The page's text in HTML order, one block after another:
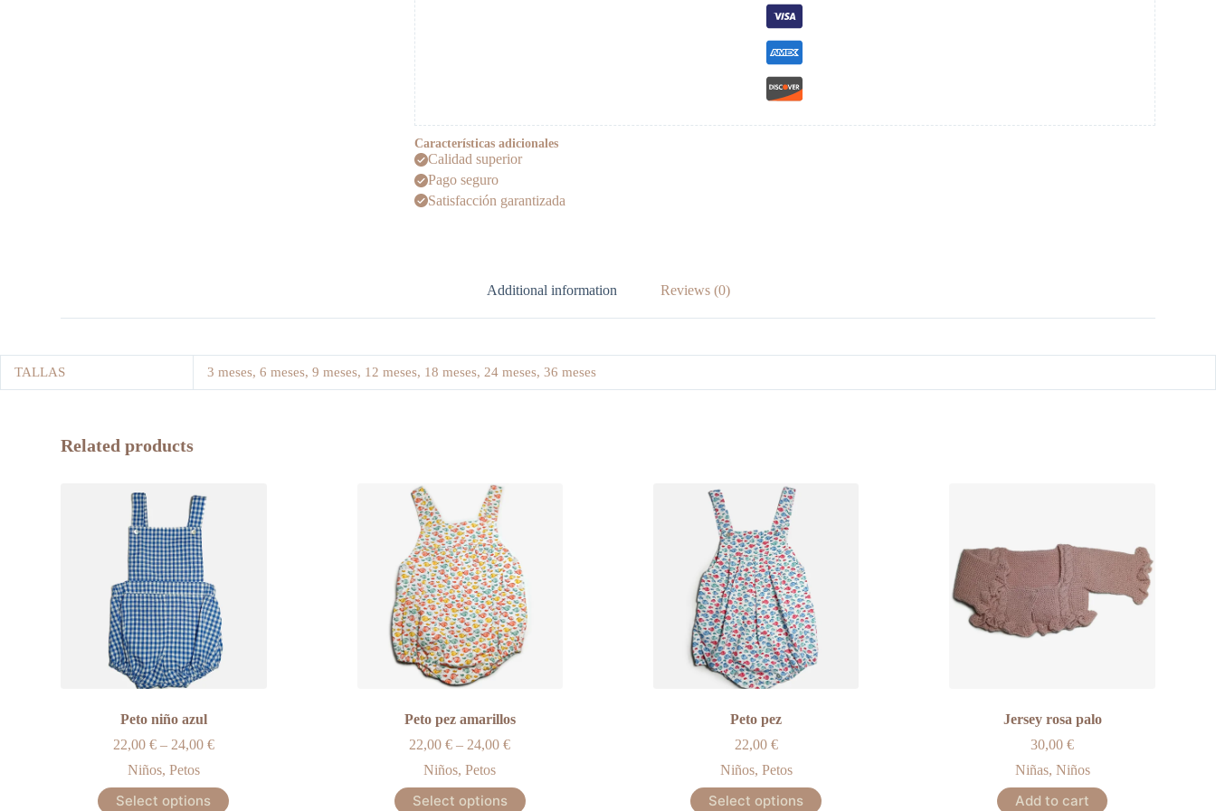
Características adicionales
Calidad superior
Pago seguro
Satisfacción garantizada
Additional information Reviews (0)
TALLAS 3 meses, 6 meses, 9 meses, 12 meses, 18 meses, 24 meses, 36 meses
Related products
Peto niño azul
22,00 €– 24,00 €
Niños, Petos
Select options
This
Peto pez amarillos
22,00€ – 24,00€
Niños,Petos
Select options
This
Peto pez
22,00 €
Niños, Petos
Select options
This
Jersey rosa palo
30,00€
Niñas, Niños
Add to cart